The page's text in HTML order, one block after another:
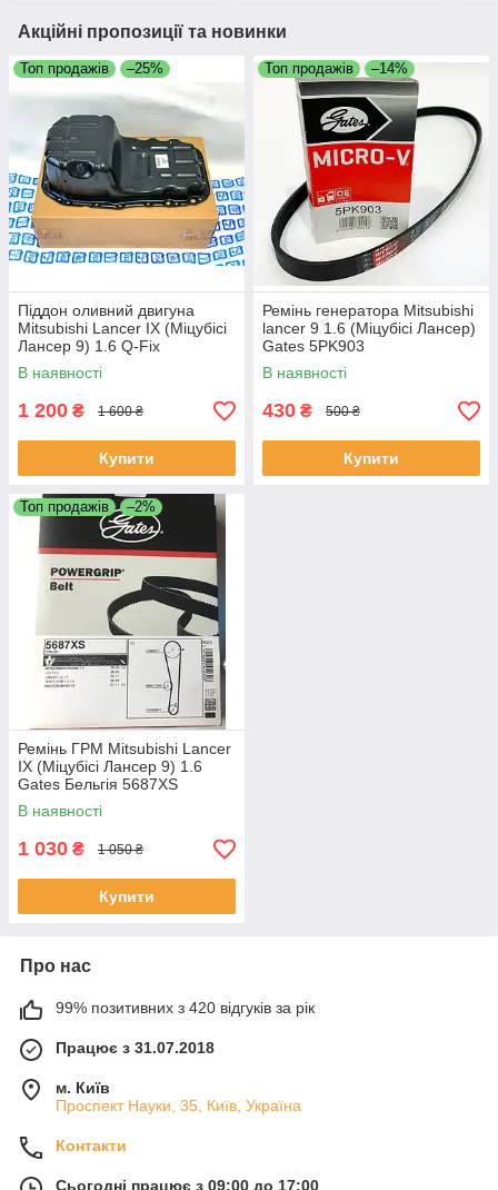
Акційні пропозиції та новинки
Топ продажів –25%
Піддон оливний двигуна
Mitsubishi Lancer IX (Міцубісі
Лансер 9) 1.6 Q-Fix
Нідерланди MD371776
В наявності
1 200 ₴ 1 600 ₴
Купити
Топ продажів –14%
Ремінь генератора Mitsubishi
lancer 9 1.6 (Міцубісі Лансер)
Gates 5PK903
В наявності
430 ₴ 500 ₴
Купити
Топ продажів –2%
Ремінь ГРМ Mitsubishi Lancer
IX (Міцубісі Лансер 9) 1.6
Gates Бельгія 5687XS
В наявності
1 030 ₴ 1 050 ₴
Купити
Про нас
99% позитивних з 420 відгуків за рік
Працює з 31.07.2018
м. Київ
Проспект Науки, 35, Київ, Україна
Контакти
Сьогодні працює з 09:00 до 17:00